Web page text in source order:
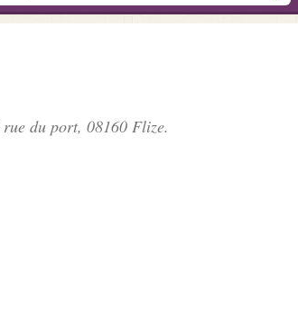
rue du port, 08160 Flize.